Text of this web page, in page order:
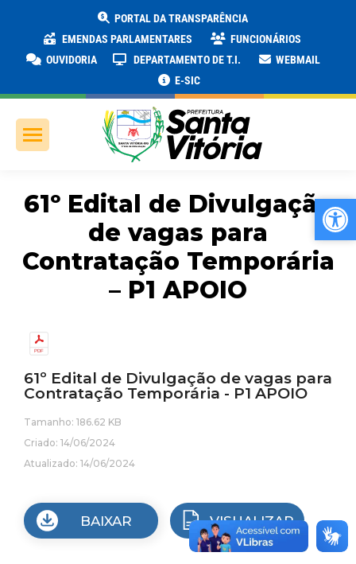
PORTAL DA TRANSPARÊNCIA
EMENDAS PARLAMENTARES
FUNCIONÁRIOS
OUVIDORIA
DEPARTAMENTO DE T.I.
WEBMAIL
E-SIC
61º Edital de Divulgação
de vagas para
Contratação Temporária
– P1 APOIO
61º Edital de Divulgação de vagas para
Contratação Temporária - P1 APOIO
Tamanho: 186.62 KB
Criado: 14/06/2024
Atualizado: 14/06/2024
BAIXAR VISUALIZAR